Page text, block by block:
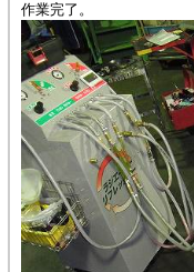
作業完了。